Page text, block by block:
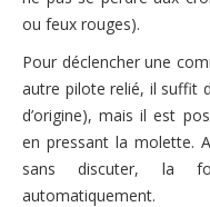
ou feux rouges).
Pour déclencher une
autre pilote relié, il suffit
d’origine), mais il est
en pressant la molette.
sans discuter, la
automatiquement.